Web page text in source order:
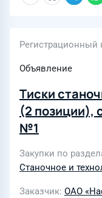
Регистрационный
Объявление
Тиски
(2 позиции),
№1
Закупки по
Станочное и
Заказчик ОАО